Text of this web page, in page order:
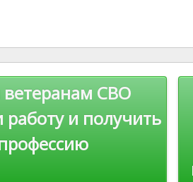
a
m
A
p
p
e u st
СВО
и получить